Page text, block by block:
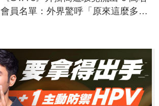
會員名單：外界驚呼「原來這麼多人